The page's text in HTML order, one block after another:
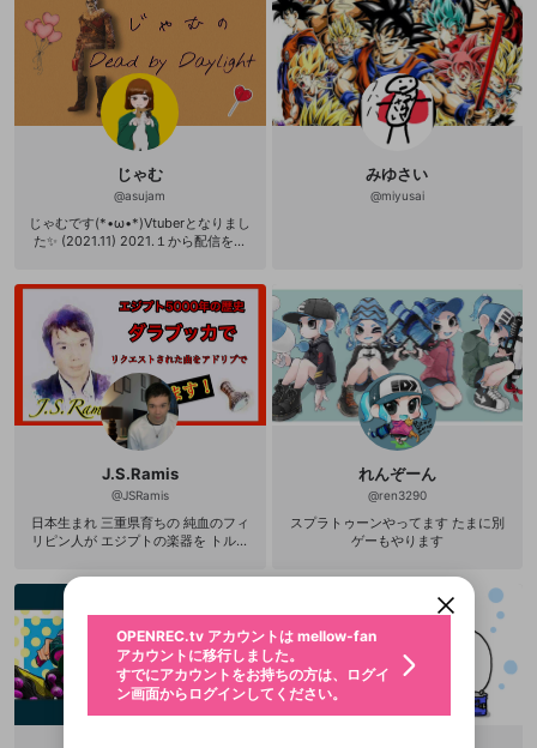
じゃむ
@asujam
じゃむです(*•ω•*)Vtuberとなりまし
た✨ (2021.11) 2021.１から配信を始
がとうございます(⁄ ⁄•⁄ω⁄•⁄ ⁄)⁄ 良かっ
たらまた遊びに来てください＊ 主に
‪Dead by Daylight‬、スプラトゥーン
3、ﾌｫｰﾙｶﾞｲｽﾞなど配信 ‪DBDは Swi
tch → PC (2021.11~) Vtuberのキャ
ラを作って頂きました ハムスターの
下僕さん🐹
みゆさい
@miyusai
J.S.Ramis
@JSRamis
日本生まれ 三重県育ちの 純血のフィ
リピン人が エジプトの楽器を トルコ
るスタイルのダラブッカ奏者
れんぞーん
@ren3290
スプラトゥーンやってます たまに別
ゲーもやります
ファンレター
応援している配信者にファンレターを送ることがで
きます。好きなデザインを選んでメッセージを書い
固定動画に設定
マイページに表示されている動画 (ライブ配信、配
信予定、アーカイブ、アップロード動画) をページ
のトップに1つ固定できます。動画タイトル横のメ
ニューより設定することができます。
選択できるプレイリストがありません。
ご確認ください
OPENREC.tv アカウントは mellow-fan
アカウントに移行しました。
新規登録
メールアドレスで新規登録
@
OPENREC.tvアカウントはmellow-fanア
カウントに統合しました。
ログイン
メールアドレスでログイン
ログイン
OPENREC.tv アカウントは mellow-fan
アカウントに移行しました。
すでにアカウントをお持ちの方は、ログイ
ン画面からログインしてください。
パーソナルデータの登録
年
生年月は登録後に変更できません。
認証コードの入力
不適切なユーザーとして報告しま
すか？
問題を選択してください
サブスクシェア
限定コミュニティ参加方法